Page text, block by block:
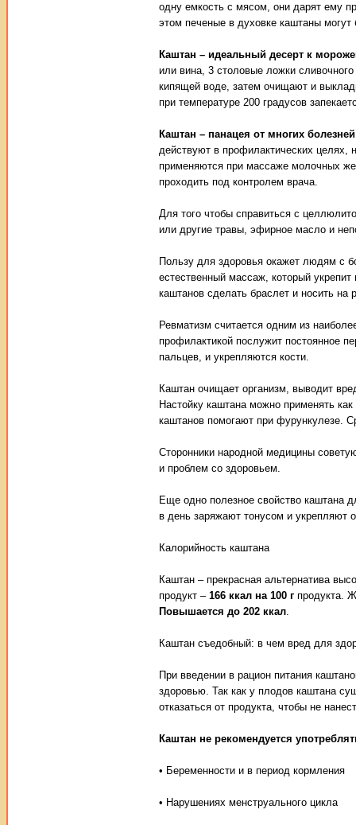
одну емкость с мясом, они дарят ему
этом печеные в духовке каштаны
Каштан – идеальный десерт к
или вина, 3 столовые ложки
кипящей воде, затем очищают и
при температуре 200 градусов
Каштан – панацея от многих болезней
действуют в профилактических целях,
применяются при массаже молочных
проходить под контролем врача.
Для того чтобы справиться с
или другие травы, эфирное масло и
Пользу для здоровья окажет людям с
естественный массаж, который
каштанов сделать браслет и носить на
Ревматизм считается одним из
профилактикой послужит постоянное
пальцев, и укрепляются кости.
Каштан очищает организм, выводит
Настойку каштана можно применять
каштанов помогают при фурункулезе.
Сторонники народной медицины
и проблем со здоровьем.
Еще одно полезное свойство каштана
в день заряжают тонусом и укрепляют
Калорийность каштана
Каштан – прекрасная альтернатива
продукт – 166 ккал на 100 г продукта.
Повышается до 202 ккал.
Каштан съедобный: в чем вред для
При введении в рацион питания
здоровью. Так как у плодов каштана
отказаться от продукта, чтобы не
Каштан не рекомендуется
• Беременности и в период кормления
• Нарушениях менструального цикла